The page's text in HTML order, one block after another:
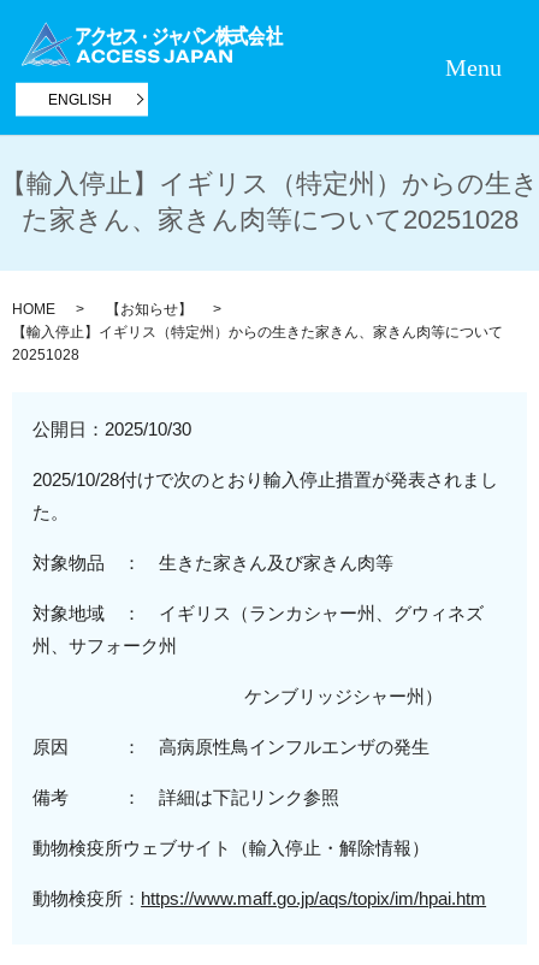
ENGLISH
Menu
【輸入停止】イギリス（特定州）からの生き
た家きん、家きん肉等について20251028
HOME
【お知らせ】
【輸入停止】イギリス（特定州）からの生きた家きん、家きん肉等について
20251028
公開日： 2025/10/30
2025/10/28付けで次のとおり輸入停止措置が発表されまし
た。
対象物品 ： 生きた家きん及び家きん肉等
対象地域 ： イギリス（ランカシャー州、グウィネズ
州、サフォーク州
ケンブリッジシャー州 ）
原因 ：高病原性鳥インフルエンザの発生
備考 ： 詳細は下記リンク参照
動物検疫所ウェブサイト（輸入停止・解除情報）
動物検疫所： https://www.maff.go.jp/aqs/topix/im/hpai.htm